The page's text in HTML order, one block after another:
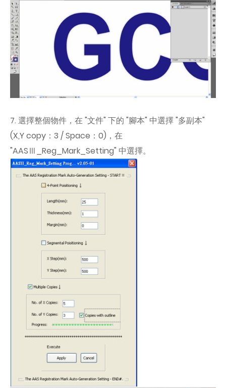
7. 選擇整個物件，在 "文件" 下的 "腳本" 中選擇 "多副本"
(X,Y copy：3 / Space：0)，在
"AASⅢ_Reg_Mark_Setting" 中選擇。